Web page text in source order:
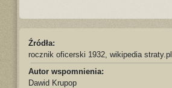
Źródła:
rocznik oficerski 1932, wikipedia straty.pl
Autor wspomnienia:
Dawid Krupop